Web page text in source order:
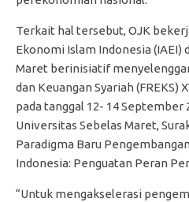
Terkait hal tersebut, OJK
Ekonomi Islam Indonesia (IAEI)
Maret berinisiatif
dan Keuangan Syariah (FREKS)
pada tanggal 12- 14
Universitas Sebelas Maret,
Paradigma Baru
Indonesia: Penguatan Peran
“Untuk mengakselerasi